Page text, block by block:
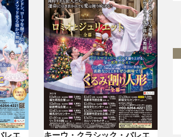
レエ
キーウ・クラシック・バレエ